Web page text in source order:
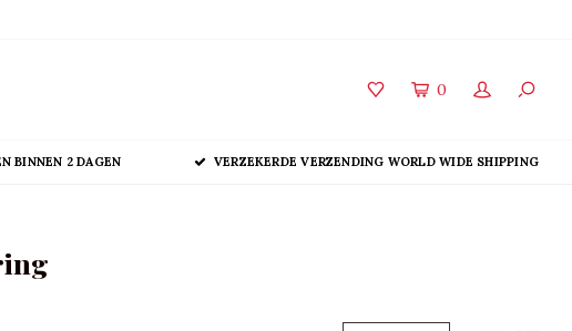
0
BINNEN 2 DAGEN VERZEKERDE VERZENDING WORLD WIDE SHIPPING